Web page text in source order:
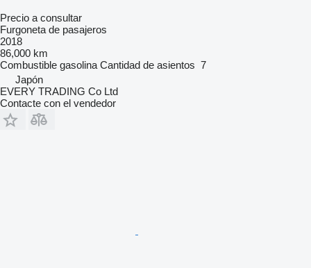
Precio a consultar
Furgoneta de pasajeros
2018
86,000 km
Combustible gasolina Cantidad de asientos 7
Japón
EVERY TRADING Co Ltd
Contacte con el vendedor